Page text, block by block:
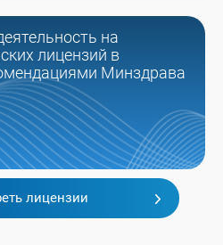
на
лицензий в
Минздрава
лицензии